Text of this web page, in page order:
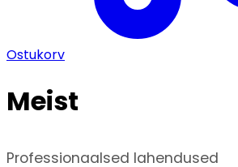
Ostukorv
Meist
Professionaalsed lahendused